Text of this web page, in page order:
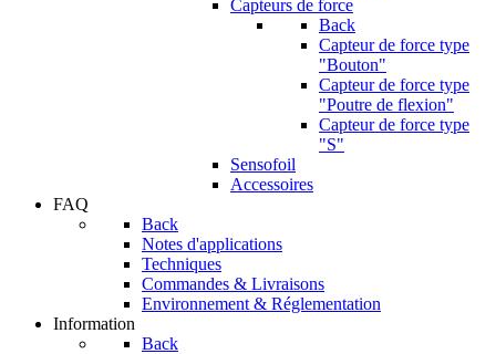
Capteurs de force
Back
Capteur de force type
"Bouton"
Capteur de force type
"Poutre de flexion"
Capteur de force type
"S"
Sensofoil
Accessoires
FAQ
Back
Notes d'applications
Techniques
Commandes & Livraisons
Environnement & Réglementation
Information
Back